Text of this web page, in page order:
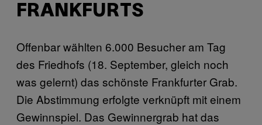
FRANKFURTS
Offenbar wählten 6.000 Besucher am Tag
des Friedhofs (18. September, gleich noch
was gelernt) das schönste Frankfurter Grab.
Die Abstimmung erfolgte verknüpft mit einem
Gewinnspiel. Das Gewinnergrab hat das